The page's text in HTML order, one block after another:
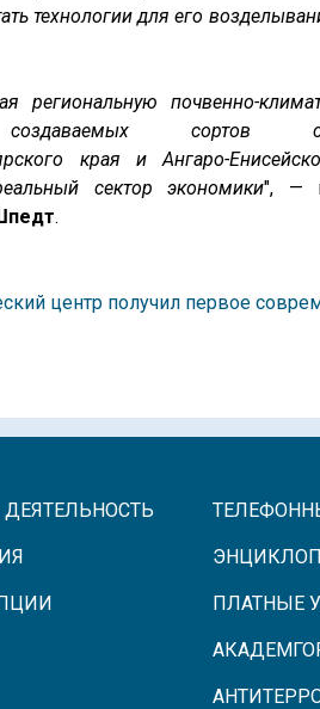
технологии для его
региональную почвенно-
сортов
края и Ангаро-
сектор экономики", —
.
центр получил первое
ПЛАТНЫЕ